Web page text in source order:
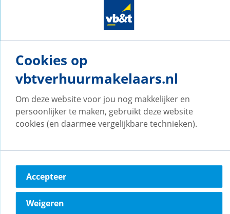
Onze vestigingen
vb&t Verhuurmakelaars
5611 CZ Eindhoven
Naar vestiging
Amsterdam
H.J.E. Wenckebachweg
Cookies op
vbtverhuurmakelaars.nl
Om deze website voor jou nog makkelijker en
persoonlijker te maken, gebruikt deze website
cookies (en daarmee vergelijkbare technieken).
Accepteer
Weigeren